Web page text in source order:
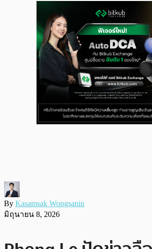
By Kasamsak Wongsanin
มิถุนายน 8, 2026